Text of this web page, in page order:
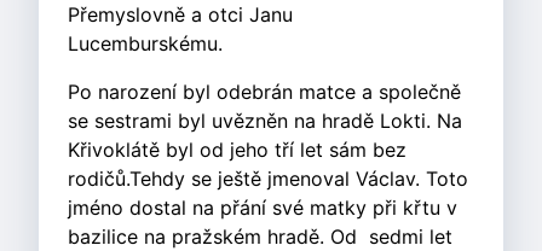
Přemyslovně a otci Janu
Lucemburskému.
Po narození byl odebrán matce a společně
se sestrami byl uvězněn na hradě Lokti. Na
Křivoklátě byl od jeho tří let sám bez
rodičů.Tehdy se ještě jmenoval Václav. Toto
jméno dostal na přání své matky při křtu v
bazilice na pražském hradě. Od sedmi let